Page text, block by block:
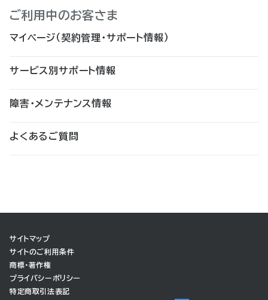
ご利用中のお客さま
マイページ（契約管理・サポート情報）
サービス別サポート情報
障害・メンテナンス情報
よくあるご質問
サイトマップ
サイトのご利用条件
商標・著作権
プライバシーポリシー
特定商取引法表記